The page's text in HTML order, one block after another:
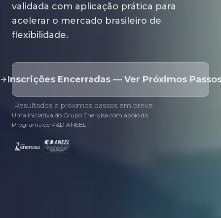
validada com aplicação prática para
acelerar o mercado brasileiro de
flexibilidade.
Inscrições Encerradas — Ver Próximos
Resultados e próximos passos em breve.
Uma iniciativa do Grupo Energisa com apoio do
Programa de P&D ANEEL